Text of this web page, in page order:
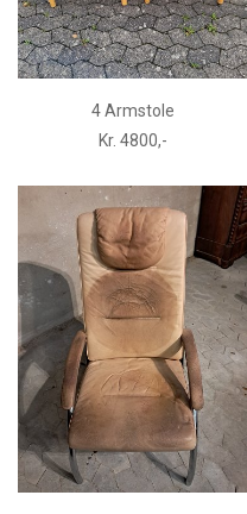
4 Armstole
Kr. 4800,-